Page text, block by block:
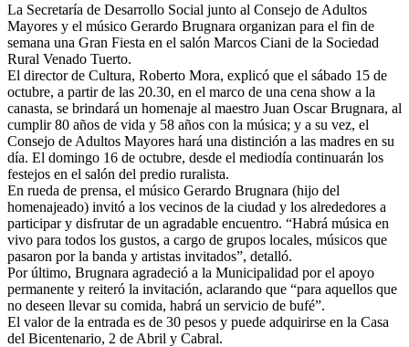
La Secretaría de Desarrollo Social junto al Consejo de Adultos
Mayores y el músico Gerardo Brugnara organizan para el fin de
semana una Gran Fiesta en el salón Marcos Ciani de la Sociedad
Rural Venado Tuerto.
El director de Cultura, Roberto Mora, explicó que el sábado 15 de
octubre, a partir de las 20.30, en el marco de una cena show a la
canasta, se brindará un homenaje al maestro Juan Oscar Brugnara, al
cumplir 80 años de vida y 58 años con la música; y a su vez, el
Consejo de Adultos Mayores hará una distinción a las madres en su
día. El domingo 16 de octubre, desde el mediodía continuarán los
festejos en el salón del predio ruralista.
En rueda de prensa, el músico Gerardo Brugnara (hijo del
homenajeado) invitó a los vecinos de la ciudad y los alrededores a
participar y disfrutar de un agradable encuentro. “Habrá música en
vivo para todos los gustos, a cargo de grupos locales, músicos que
pasaron por la banda y artistas invitados”, detalló.
Por último, Brugnara agradeció a la Municipalidad por el apoyo
permanente y reiteró la invitación, aclarando que “para aquellos que
no deseen llevar su comida, habrá un servicio de bufé”.
El valor de la entrada es de 30 pesos y puede adquirirse en la Casa
del Bicentenario, 2 de Abril y Cabral.